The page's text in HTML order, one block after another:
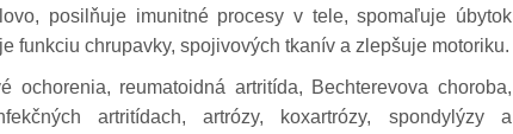
posilňuje imunitné procesy v tele, spomaľuje úbytok
funkciu chrupavky, spojivových tkanív a zlepšuje motoriku.
ochorenia, reumatoidná artritída, Bechterevova choroba,
artritídach, artrózy, koxartrózy, spondylýzy a